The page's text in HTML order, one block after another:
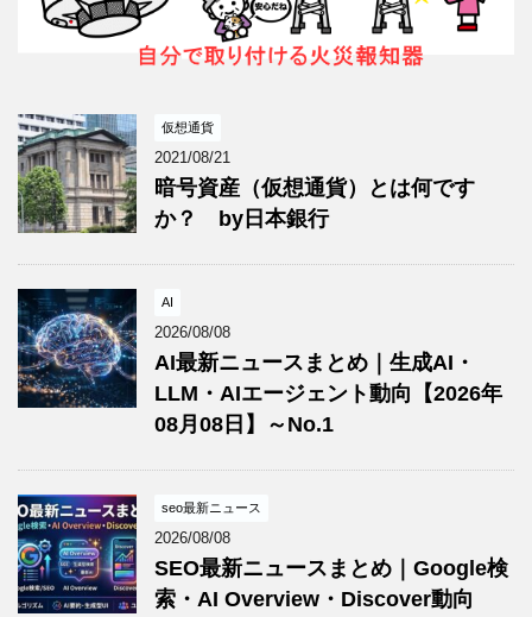
仮想通貨
2021/08/21
暗号資産（仮想通貨）とは何です
か？ by日本銀行
AI
2026/08/08
AI最新ニュースまとめ｜生成AI・
LLM・AIエージェント動向【2026年
08月08日】～No.1
seo最新ニュース
2026/08/08
SEO最新ニュースまとめ｜Google検
索・AI Overview・Discover動向